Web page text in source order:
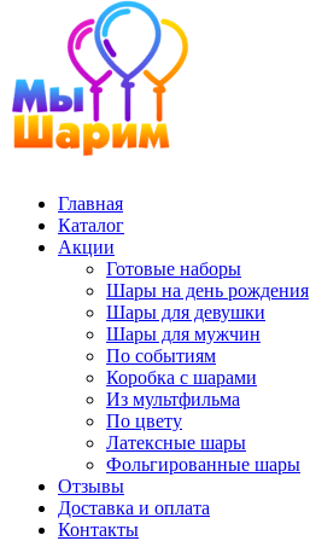
Главная
Каталог
Акции
Готовые наборы
Шары на день рождения
Шары для девушки
Шары для мужчин
По событиям
Коробка с шарами
Из мультфильма
По цвету
Латексные шары
Фольгированные шары
Отзывы
Доставка и оплата
Контакты